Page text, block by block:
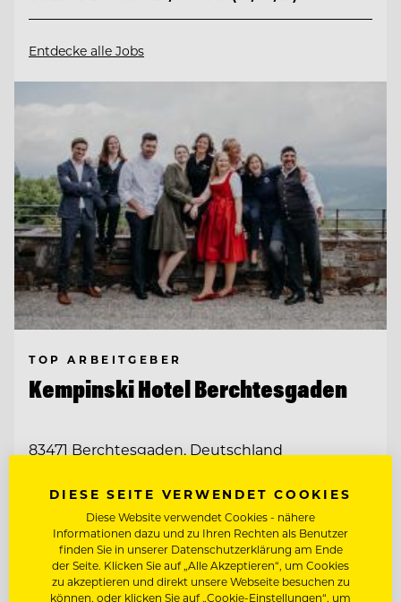
Entdecke alle Jobs
TOP ARBEITGEBER
Kempinski Hotel Berchtesgaden
83471 Berchtesgaden, Deutschland
COMMIS DE RANG BAR (M/W/D)
DIESE SEITE VERWENDET COOKIES
Diese Website verwendet Cookies - nähere
Informationen dazu und zu Ihren Rechten als Benutzer
finden Sie in unserer Datenschutzerklärung am Ende
der Seite. Klicken Sie auf „Alle Akzeptieren“, um Cookies
zu akzeptieren und direkt unsere Webseite besuchen zu
können, oder klicken Sie auf „Cookie-Einstellungen“, um